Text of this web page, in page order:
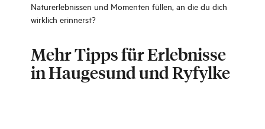
Naturerlebnissen und Momenten füllen, an die du dich
wirklich erinnerst?
Mehr Tipps für Erlebnisse
in Haugesund und Ryfylke